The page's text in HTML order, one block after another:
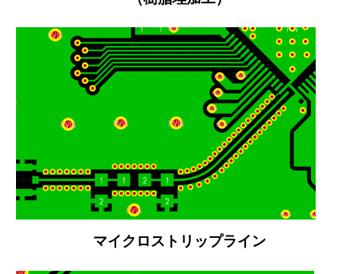
マイクロストリップライン